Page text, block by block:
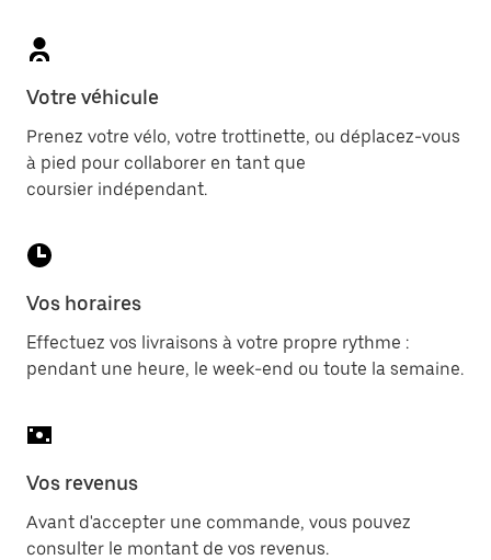
Votre véhicule
Prenez votre vélo, votre trottinette, ou déplacez-vous
à pied pour collaborer en tant que
coursier indépendant.
Vos horaires
Effectuez vos livraisons à votre propre rythme :
pendant une heure, le week-end ou toute la semaine.
Vos revenus
Avant d'accepter une commande, vous pouvez
consulter le montant de vos revenus.